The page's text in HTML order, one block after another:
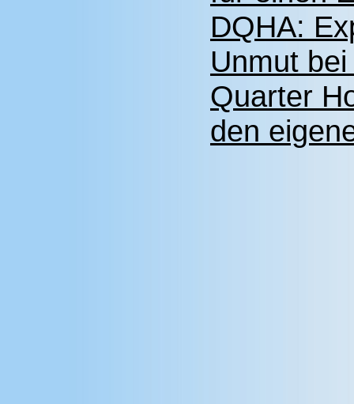
DQHA:
Unmut
Quarter
den